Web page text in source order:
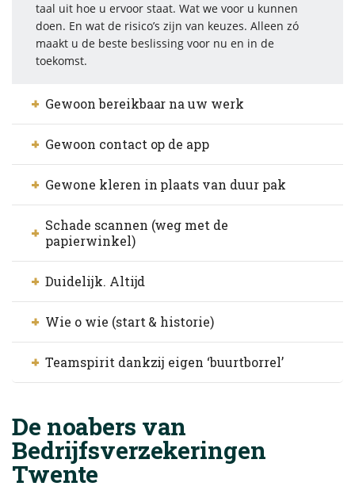
taal uit hoe u ervoor staat. Wat we voor u kunnen
doen. En wat de risico’s zijn van keuzes. Alleen zó
maakt u de beste beslissing voor nu en in de
toekomst.
Gewoon bereikbaar na uw werk
Gewoon contact op de app
Gewone kleren in plaats van duur pak
Schade scannen (weg met de
papierwinkel)
Duidelijk. Altijd
Wie o wie (start & historie)
Teamspirit dankzij eigen ‘buurtborrel’
De noabers van
Bedrijfsverzekeringen
Twente